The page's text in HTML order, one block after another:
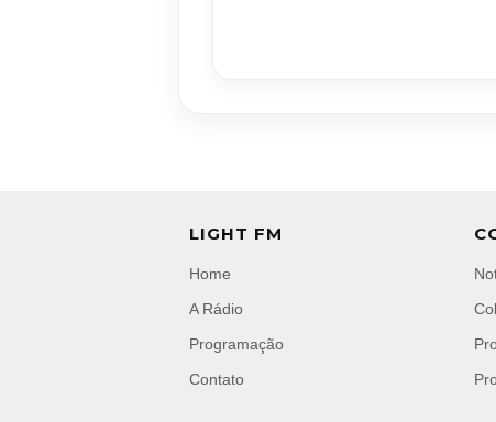
LIGHT FM
Home
A Rádio
Programação
Contato